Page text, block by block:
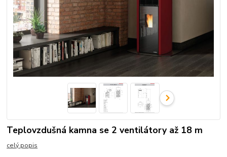
Teplovzdušná kamna se 2 ventilátory až 18 m
celý popis